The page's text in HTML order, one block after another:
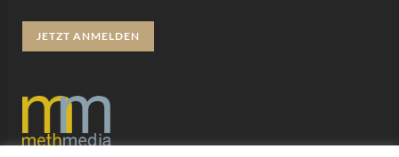
JETZT ANMELDEN